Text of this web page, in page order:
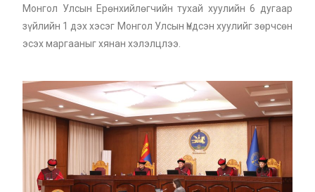
Монгол Улсын Ерөнхийлөгчийн тухай хуулийн 6 дугаар
зүйлийн 1 дэх хэсэг Монгол Улсын Үндсэн хуулийг зөрчсөн
эсэх маргааныг хянан хэлэлцлээ.